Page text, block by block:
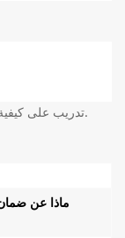
* تدريب على كيفية تركيب الآلة ، والتدريب على كيفية استخدام الآلة.